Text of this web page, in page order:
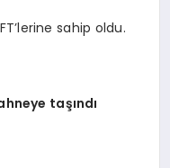
sahip oldu.
taşındı